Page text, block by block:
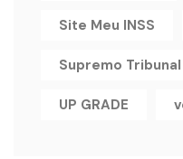
Site Meu INSS
Supremo
UP GRADE